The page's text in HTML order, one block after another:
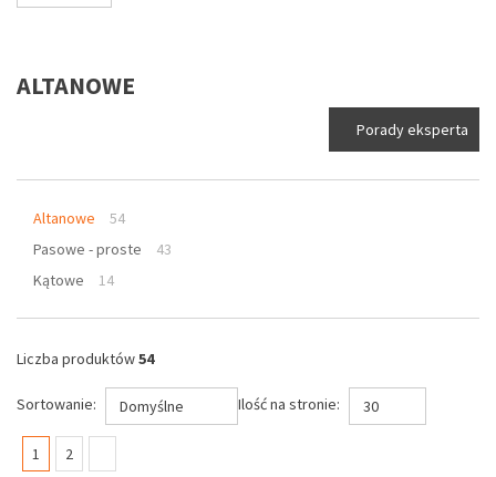
ALTANOWE
Porady eksperta
Altanowe
54
Pasowe - proste
43
Kątowe
14
Liczba produktów54
Sortowanie: Domyślne Ilość na stronie: 30
1 (current)
2